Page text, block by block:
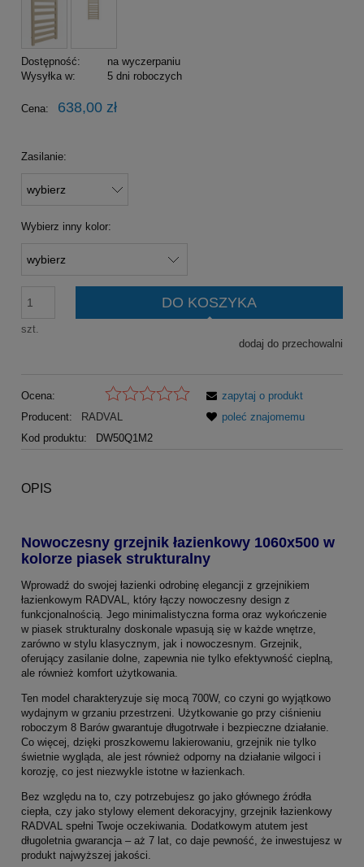
Dostępność:
na wyczerpaniu
Wysyłka w:
5 dni roboczych
Cena: 638,00 zł
Zasilanie:
Wybierz inny kolor:
szt.
DO KOSZYKA
dodaj do przechowalni
Ocena:
Producent:
RADVAL
Kod produktu:
DW50Q1M2
zapytaj o produkt
poleć znajomemu
OPIS
Nowoczesny grzejnik łazienkowy 1060x500 w
kolorze piasek strukturalny
Wprowadź do swojej łazienki odrobinę elegancji z grzejnikiem
łazienkowym RADVAL, który łączy nowoczesny design z
funkcjonalnością. Jego minimalistyczna forma oraz wykończenie
w piasek strukturalny doskonale wpasują się w każde wnętrze,
zarówno w stylu klasycznym, jak i nowoczesnym. Grzejnik,
oferujący zasilanie dolne, zapewnia nie tylko efektywność cieplną,
ale również komfort użytkowania.
Ten model charakteryzuje się mocą 700W, co czyni go wyjątkowo
wydajnym w grzaniu przestrzeni. Użytkowanie go przy ciśnieniu
roboczym 8 Barów gwarantuje długotrwałe i bezpieczne działanie.
Co więcej, dzięki proszkowemu lakierowaniu, grzejnik nie tylko
świetnie wygląda, ale jest również odporny na działanie wilgoci i
korozję, co jest niezwykle istotne w łazienkach.
Bez względu na to, czy potrzebujesz go jako głównego źródła
ciepła, czy jako stylowy element dekoracyjny, grzejnik łazienkowy
RADVAL spełni Twoje oczekiwania. Dodatkowym atutem jest
długoletnia gwarancja – aż 7 lat, co daje pewność, że inwestujesz w
produkt najwyższej jakości.